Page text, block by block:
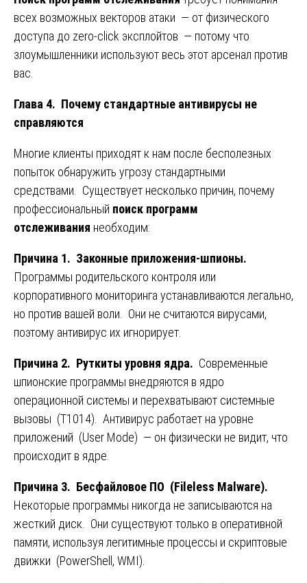
всех возможных векторов атаки — от физического
доступа до zero-click эксплойтов — потому что
злоумышленники используют весь этот арсенал против
вас.
Глава 4. Почему стандартные антивирусы не
справляются
Многие клиенты приходят к нам после бесполезных
попыток обнаружить угрозу стандартными
средствами. Существует несколько причин, почему
профессиональный поиск программ
отслеживания необходим:
Причина 1. Законные приложения-шпионы.
Программы родительского контроля или
корпоративного мониторинга устанавливаются легально,
но против вашей воли. Они не считаются вирусами,
поэтому антивирус их игнорирует.
Причина 2. Руткиты уровня ядра. Современные
шпионские программы внедряются в ядро
операционной системы и перехватывают системные
вызовы (T1014). Антивирус работает на уровне
приложений (User Mode) — он физически не видит, что
происходит в ядре.
Причина 3. Бесфайловое ПО (Fileless Malware).
Некоторые программы никогда не записываются на
жесткий диск. Они существуют только в оперативной
памяти, используя легитимные процессы и скриптовые
движки (PowerShell, WMI).